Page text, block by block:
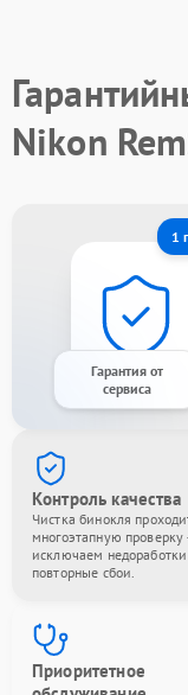
Nikon
1
Гарантия от
сервиса
Контроль качества
Чистка бинокля
многоэтапную проверку
исключаем
повторные сбои.
Приоритетное